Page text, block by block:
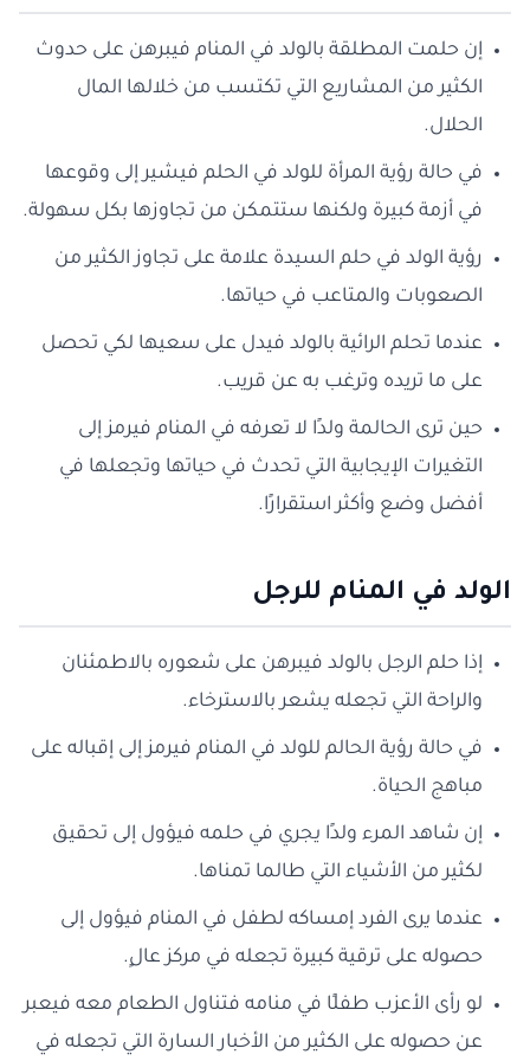
إن حلمت المطلقة بالولد في المنام فيبرهن على حدوث
الكثير من المشاريع التي تكتسب من خلالها المال
الحلال.
في حالة رؤية المرأة للولد في الحلم فيشير إلى وقوعها
في أزمة كبيرة ولكنها ستتمكن من تجاوزها بكل سهولة.
رؤية الولد في حلم السيدة علامة على تجاوز الكثير من
الصعوبات والمتاعب في حياتها.
عندما تحلم الرائية بالولد فيدل على سعيها لكي تحصل
على ما تريده وترغب به عن قريب.
حين ترى الحالمة ولدًا لا تعرفه في المنام فيرمز إلى
التغيرات الإيجابية التي تحدث في حياتها وتجعلها في
أفضل وضع وأكثر استقرارًا.
الولد في المنام للرجل
إذا حلم الرجل بالولد فيبرهن على شعوره بالاطمئنان
والراحة التي تجعله يشعر بالاسترخاء.
في حالة رؤية الحالم للولد في المنام فيرمز إلى إقباله على
مباهج الحياة.
إن شاهد المرء ولدًا يجري في حلمه فيؤول إلى تحقيق
لكثير من الأشياء التي طالما تمناها.
عندما يرى الفرد إمساكه لطفل في المنام فيؤول إلى
حصوله على ترقية كبيرة تجعله في مركز عالٍ.
لو رأى الأعزب طفلًا في منامه فتناول الطعام معه فيعبر
عن حصوله على الكثير من الأخبار السارة التي تجعله في